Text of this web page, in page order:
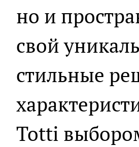
но и
свой
стильные
Totti